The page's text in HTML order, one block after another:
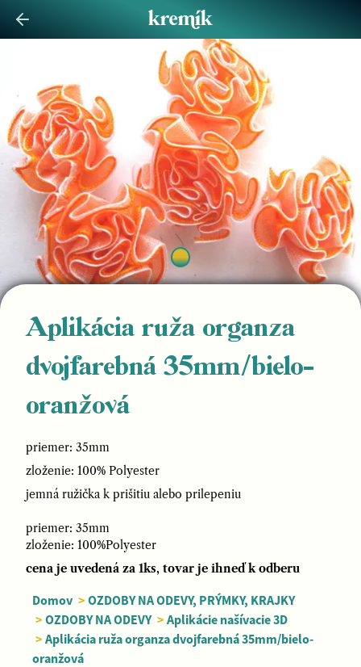
Aplikácia ruža organza
dvojfarebná 35mm/bielo-
oranžová
priemer: 35mm
zloženie: 100% Polyester
jemná ružička k prišitiu alebo prilepeniu
priemer: 35mm
zloženie: 100%Polyester
cena je uvedená za 1ks, tovar je ihneď k odberu
Domov > OZDOBY NA ODEVY, PRÝMKY, KRAJKY
> OZDOBY NA ODEVY > Aplikácie našívacie 3D
> Aplikácia ruža organza dvojfarebná 35mm/bielo-
oranžová